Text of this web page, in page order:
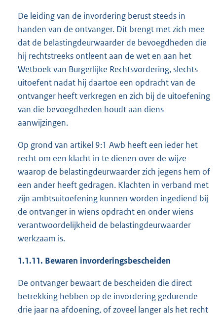
De leiding van de invordering berust steeds in
handen van de ontvanger. Dit brengt met zich mee
dat de belastingdeurwaarder de bevoegdheden die
hij rechtstreeks ontleent aan de wet en aan het
Wetboek van Burgerlijke Rechtsvordering, slechts
uitoefent nadat hij daartoe een opdracht van de
ontvanger heeft verkregen en zich bij de uitoefening
van die bevoegdheden houdt aan diens
aanwijzingen.
Op grond van artikel 9:1 Awb heeft een ieder het
recht om een klacht in te dienen over de wijze
waarop de belastingdeurwaarder zich jegens hem of
een ander heeft gedragen. Klachten in verband met
zijn ambtsuitoefening kunnen worden ingediend bij
de ontvanger in wiens opdracht en onder wiens
verantwoordelijkheid de belastingdeurwaarder
werkzaam is.
1.1.11. Bewaren invorderingsbescheiden
De ontvanger bewaart de bescheiden die direct
betrekking hebben op de invordering gedurende
drie jaar na afdoening, of zoveel langer als het recht